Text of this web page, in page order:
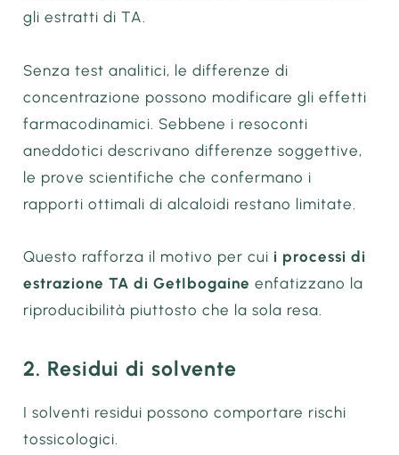
gli estratti di TA.
Senza test analitici, le differenze di
concentrazione possono modificare gli effetti
farmacodinamici. Sebbene i resoconti
aneddotici descrivano differenze soggettive,
le prove scientifiche che confermano i
rapporti ottimali di alcaloidi restano limitate.
Questo rafforza il motivo per cui i processi di
estrazione TA di GetIbogaine enfatizzano la
riproducibilità piuttosto che la sola resa.
2. Residui di solvente
I solventi residui possono comportare rischi
tossicologici.